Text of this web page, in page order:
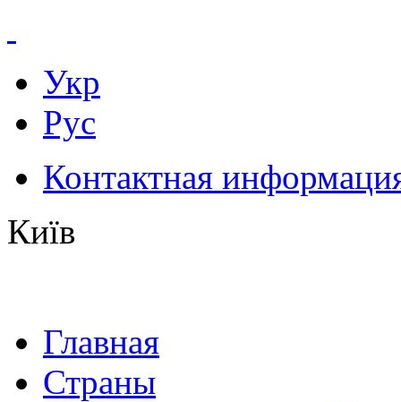
Укр
Рус
Контактная
Київ
Главная
Страны